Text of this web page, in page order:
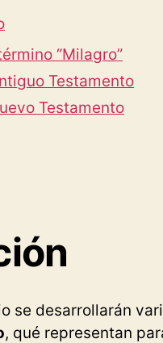
“Milagro”
Testamento
Testamento
se desarrollarán
, qué representan